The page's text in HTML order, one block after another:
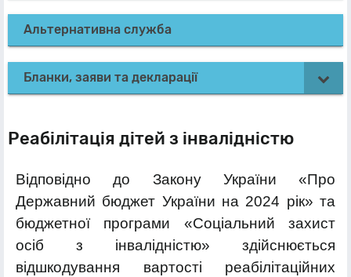
Альтернативна служба
Бланки, заяви та декларації
Реабілітація дітей з інвалідністю
Відповідно до Закону України «Про
Державний бюджет України на 2024 рік» та
бюджетної програми «Соціальний захист
осіб з інвалідністю» здійснюється
відшкодування вартості реабілітаційних